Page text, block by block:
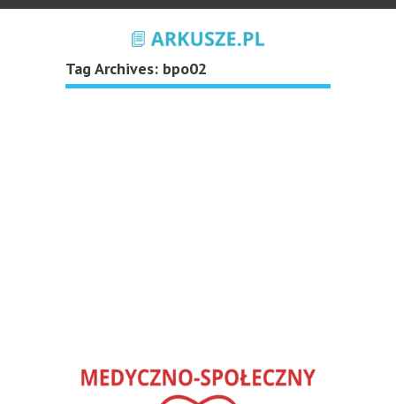
Tag Archives: bpo02